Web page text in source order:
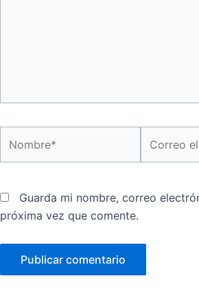
Guarda mi nombre, correo
próxima vez que comente.